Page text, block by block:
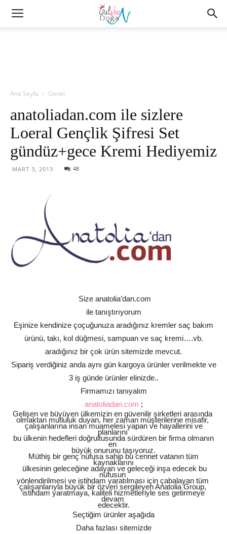
Ana Sayfa Genel
anatoliadan.com ile sizlere
Loeral Gençlik Şifresi Set
gündüz+gece Kremi Hediyemiz
MART 3, 2013 48
Size anatolia’dan.com
ile tanıştırıyorum
Eşinize kendinize çoçuğunuza aradığınız kremler saç bakım
ürünü, takı, kol düğmesi, sampuan ve saç kremi….vb.
aradığınız bir çok ürün sitemizde mevcut.
Sipariş verdiğiniz anda aynı gün kargoya ürünler verilmekte ve
3 iş günde ürünler elinizde..
Firmamızı tanıyalım
anatoliadan.com ;
Gelişen ve büyüyen ülkemizin en güvenilir şirketleri arasında
olmaktan mutluluk duyan, her zaman müşterilerine misafir,
çalışanlarına insan muamelesi yapan ve hayallerini ve
planlarını
bu ülkenin hedefleri doğrultusunda sürdüren bir firma olmanın
en
büyük onurunu taşıyoruz.
Müthiş bir genç nüfusa sahip bu cennet vatanın tüm
kaynaklarını
ülkesinin geleceğine adayan ve geleceği inşa edecek bu
nüfusun
yönlendirilmesi ve istihdam yaratılması için çabalayan tüm
çalışanlarıyla büyük bir özveri sergileyen Anatolia Group,
istihdam yaratmaya, kaliteli hizmetleriyle ses getirmeye
devam
edecektir.
Seçtiğim ürünler aşağıda
Daha fazlası sitemizde